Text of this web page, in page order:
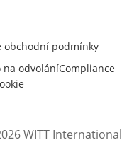
obchodní podmínky
na odvoláníCompliance
WITT International